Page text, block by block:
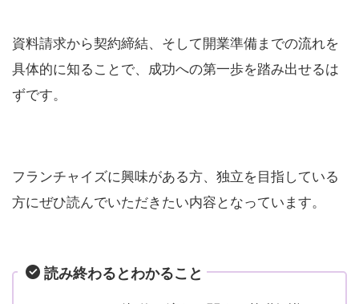
資料請求から契約締結、そして開業準備までの流れを
具体的に知ることで、成功への第一歩を踏み出せるは
ずです。
フランチャイズに興味がある方、独立を目指している
方にぜひ読んでいただきたい内容となっています。
読み終わるとわかること